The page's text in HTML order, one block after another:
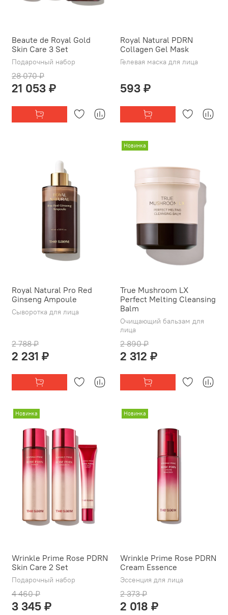
Beaute de Royal Gold
Skin Care 3 Set
Подарочный набор
28 070 ₽
21 053 ₽
Royal Natural PDRN
Collagen Gel Mask
Гелевая маска для лица
593 ₽
Royal Natural Pro Red
Ginseng Ampoule
Сыворотка для лица
2 788 ₽
2 231 ₽
Новинка
True Mushroom LX
Perfect Melting Cleansing
Balm
Очищающий бальзам для
лица
2 890 ₽
2 312 ₽
Новинка
Wrinkle Prime Rose PDRN
Skin Care 2 Set
Подарочный набор
4 460 ₽
3 345 ₽
Новинка
Wrinkle Prime Rose PDRN
Cream Essence
Эссенция для лица
2 373 ₽
2 018 ₽